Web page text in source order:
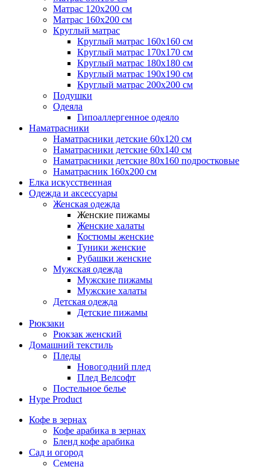
Матраc 120х200 см
Матрас 160х200 см
Круглый матрас
Круглый матрас 160х160 см
Круглый матрас 170х170 см
Круглый матрас 180х180 см
Круглый матрас 190х190 см
Круглый матрас 200х200 см
Подушки
Одеяла
Гипоаллергенное одеяло
Наматрасники
Наматрасники детские 60х120 см
Наматрасники детские 60х140 см
Наматрасники детские 80х160 подростковые
Наматрасник 160х200 см
Елка искусственная
Одежда и аксессуары
Женская одежда
Женские пижамы
Женские халаты
Костюмы женские
Туники женские
Рубашки женские
Мужская одежда
Мужские пижамы
Мужские халаты
Детская одежда
Детские пижамы
Рюкзаки
Рюкзак женский
Домашний текстиль
Пледы
Новогодний плед
Плед Велсофт
Постельное белье
Hype Product
Кофе в зернах
Кофе арабика в зернах
Бленд кофе арабика
Сад и огород
Семена